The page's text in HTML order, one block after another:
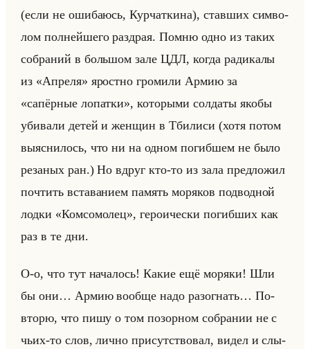
(если не оши­ба­юсь, Кур­чат­ки­на), став­ших сим­во­
лом пол­нейше­го раз­драя. Помню одно из таких
со­бра­ний в большом зале ЦДЛ, когда ра­ди­ка­лы
из «Апреля» ярост­но гро­ми­ли Армию за
«сапёрные лопатки», ко­то­ры­ми сол­да­ты якобы
уби­ва­ли детей и жен­щин в Тби­ли­си (хотя потом
вы­яс­ни­лось, что ни на одном по­гиб­шем не было
ре­за­ных ран.) Но вдруг кто-то из зала пред­ло­жил
по­чтить вста­ва­ни­ем па­мять мо­ря­ков под­вод­ной
лодки «Комсомолец», ге­ро­иче­ски по­гиб­ших как
раз в те дни.
О-о, что тут на­ча­лось! Какие ещё мо­ря­ки! Шли
бы они… Армию во­об­ще надо разо­гнать… По­
вто­рю, что пишу о том по­зор­ном со­бра­нии не с
чьих-то слов, лично при­сут­ство­вал, видел и слы­